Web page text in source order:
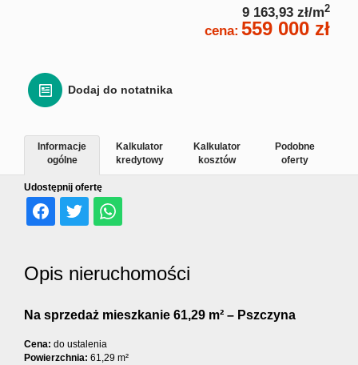
9 163,93 zł/m2
cena: 559 000 zł
Dodaj do notatnika
Udostępnij ofertę
Informacje
ogólne
Kalkulator
kredytowy
Kalkulator
kosztów
Podobne
oferty
Opis nieruchomości
Na sprzedaż mieszkanie 61,29 m² – Pszczyna
Cena: do ustalenia
Powierzchnia: 61,29 m²